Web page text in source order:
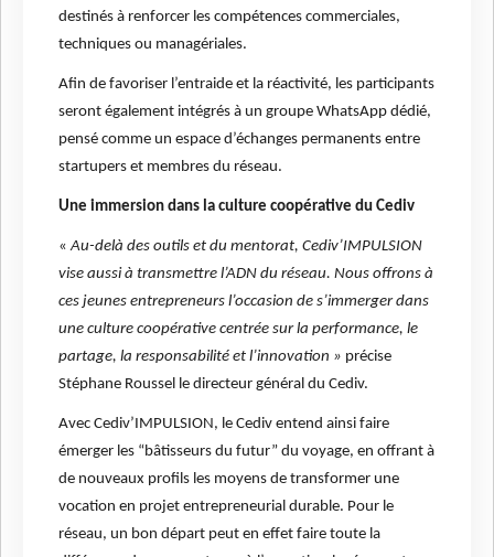
destinés à renforcer les compétences commerciales,
techniques ou managériales.
Afin de favoriser l’entraide et la réactivité, les participants
seront également intégrés à un groupe WhatsApp dédié,
pensé comme un espace d’échanges permanents entre
startupers et membres du réseau.
Une immersion dans la culture coopérative du Cediv
«Au-delà des outils et du mentorat, Cediv’IMPULSION
vise aussi à transmettre l’ADN du réseau. Nous offrons à
ces jeunes entrepreneurs l’occasion de s’immerger dans
une culture coopérative centrée sur la performance, le
partage, la responsabilité et l’innovation » précise
Stéphane Roussel le directeur général du Cediv.
Avec Cediv’IMPULSION, le Cediv entend ainsi faire
émerger les “bâtisseurs du futur” du voyage, en offrant à
de nouveaux profils les moyens de transformer une
vocation en projet entrepreneurial durable. Pour le
réseau, un bon départ peut en effet faire toute la